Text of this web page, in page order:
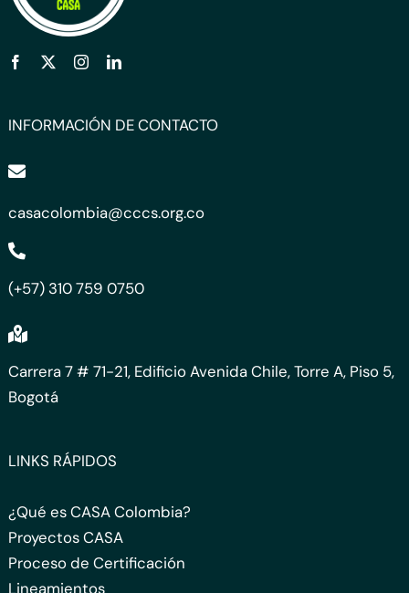
INFORMACIÓN DE CONTACTO
casacolombia@cccs.org.co
(+57) 310 759 0750
Carrera 7 # 71-21, Edificio Avenida Chile, Torre A, Piso 5,
Bogotá
LINKS RÁPIDOS
¿Qué es CASA Colombia?
Proyectos CASA
Proceso de Certificación
Lineamientos